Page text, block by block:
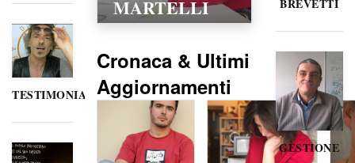
TESTIMONIANZE
MARTELLI
Cronaca & Ultimi
Aggiornamenti
BREVETTI
GESTIONE